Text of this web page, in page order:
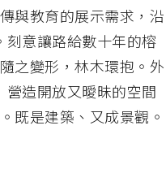
與教育的展示需求，沿
意讓路給數十年的榕
之變形，林木環抱。外
造開放又曖昧的空間
既是建築、又成景觀。